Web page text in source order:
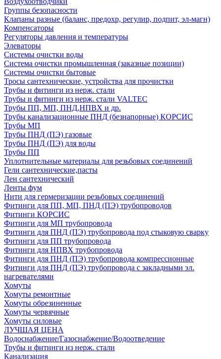
Группы безопасности
Клапаны разные (баланс, предохр, регулир, подпит, эл-магн)
Компенсаторы
Регуляторы давления и температуры
Элеваторы
Системы очистки воды
Система очистки промышленная (заказные позиции)
Системы очистки бытовые
Тросы сантехнические, устройства для прочистки
Трубы и фитинги из нерж. стали
Трубы и фитинги из нерж. стали VALTEC
Трубы ПП, МП, ПНД,НПВХ и др.
Трубы канализационные ПНД (безнапорные) КОРСИС
Трубы МП
Трубы ПНД (ПЭ) газовые
Трубы ПНД (ПЭ) для воды
Трубы ПП
Уплотнительные материалы для резьбовых соединений
Гели сантехнические,пасты
Лен сантехнический
Ленты фум
Нити для гермеризации резьбовых соединений
Фитинги для ПП, МП, ПНД (ПЭ) трубопроводов
Фитинги КОРСИС
Фитинги для МП трубопровода
Фитинги для ПНД (ПЭ) трубопровода под стыковую сварку
Фитинги для ПП трубопровода
Фитинги для НПВХ трубопровода
Фитинги для ПНД (ПЭ) трубопровода компрессионные
Фитинги для ПНД (ПЭ) трубопровода с закладными эл.
нагревателями
Хомуты
Хомуты ремонтные
Хомуты обрезиненные
Хомуты червячные
Хомуты силовые
ЛУЧШАЯ ЦЕНА
Водоснабжение/Газоснабжение/Водоотведение
Трубы и фитинги из нерж. стали
Канализация